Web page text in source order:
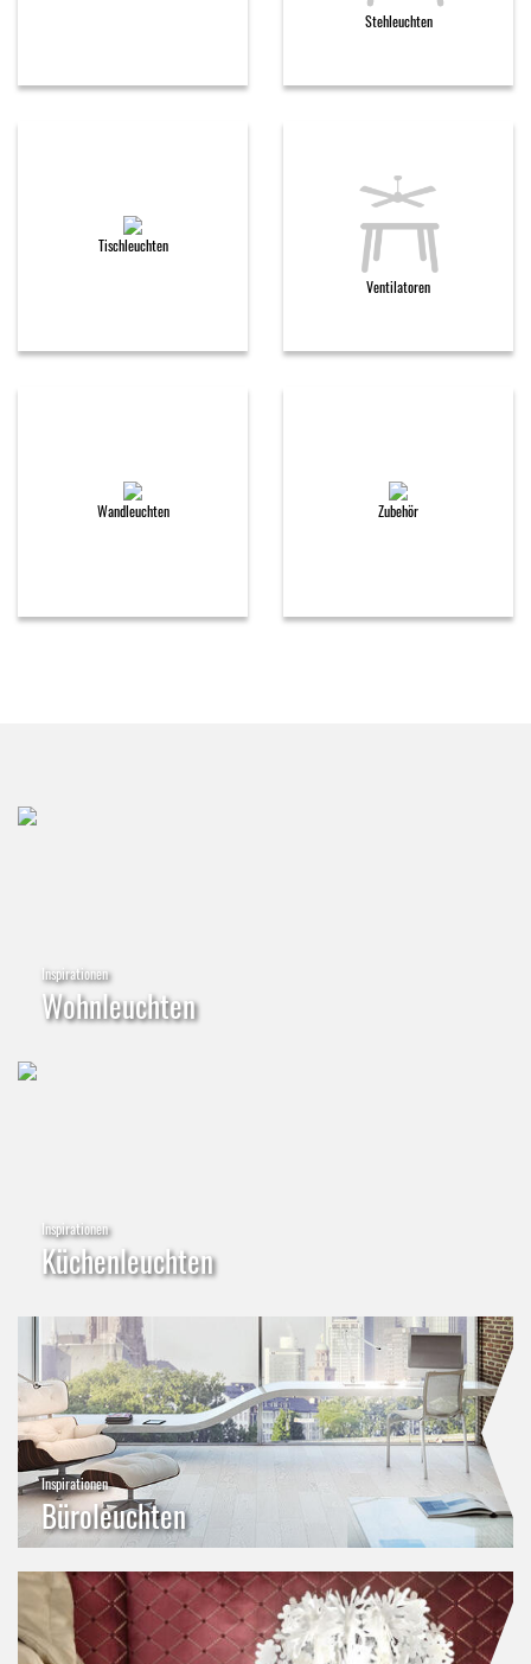
Stehleuchten
Tischleuchten
Ventilatoren
Wandleuchten Zubehör
Inspirationen
Wohnleuchten
Inspirationen
Küchenleuchten
Inspirationen
Büroleuchten